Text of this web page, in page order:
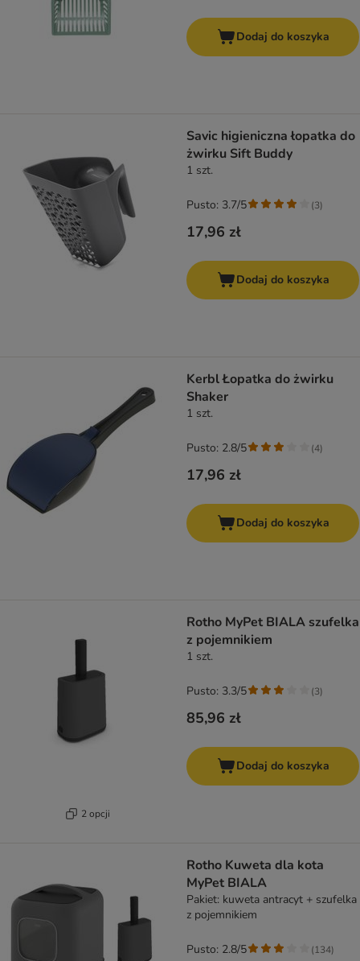
Dodaj do koszyka
Savic higieniczna łopatka do
żwirku Sift Buddy
1 szt.
17,96 zł
Pusto: 3.7/5 (3)
Dodaj do koszyka
Kerbl Łopatka do żwirku
Shaker
1 szt.
17,96 zł
Pusto: 2.8/5 (4)
Dodaj do koszyka
2 opcji
Rotho MyPet BIALA szufelka
z pojemnikiem
1 szt.
85,96 zł
Pusto: 3.3/5 (3)
Dodaj do koszyka
Rotho Kuweta dla kota
MyPet BIALA
Pakiet: kuweta antracyt + szufelka
z pojemnikiem
Pusto: 2.8/5 (134)